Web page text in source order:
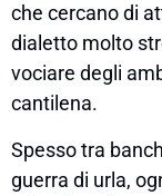
che cercano di
dialetto molto
vociare degli
cantilena.
Spesso tra
guerra di urla,